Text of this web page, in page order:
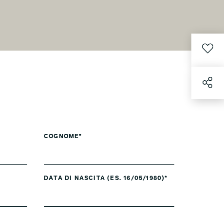
COGNOME*
DATA DI NASCITA (ES. 16/05/1980)*